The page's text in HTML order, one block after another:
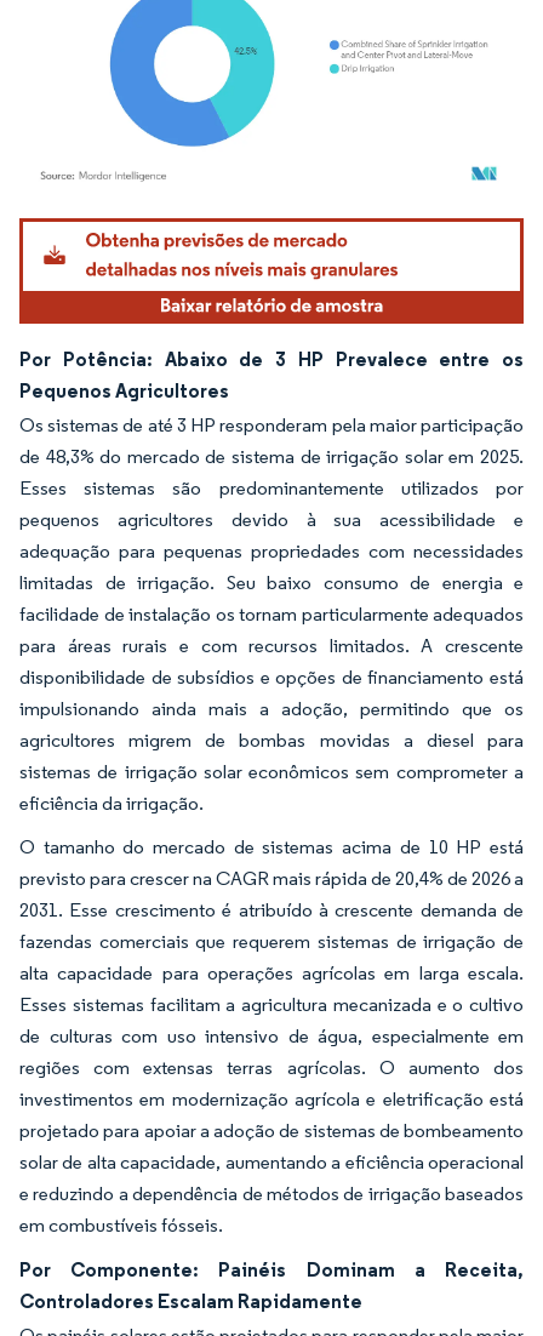
Imagem © Mordor Intelligence. O reuso requer atribuição conforme CC BY 4.0.
Por Potência: Abaixo de 3 HP Prevalece entre os
Pequenos Agricultores
Os sistemas de até 3 HP responderam pela maior participação
de 48,3% do mercado de sistema de irrigação solar em 2025.
Esses sistemas são predominantemente utilizados por
pequenos agricultores devido à sua acessibilidade e
adequação para pequenas propriedades com necessidades
limitadas de irrigação. Seu baixo consumo de energia e
facilidade de instalação os tornam particularmente adequados
para áreas rurais e com recursos limitados. A crescente
disponibilidade de subsídios e opções de financiamento está
impulsionando ainda mais a adoção, permitindo que os
agricultores migrem de bombas movidas a diesel para
sistemas de irrigação solar econômicos sem comprometer a
eficiência da irrigação.
O tamanho do mercado de sistemas acima de 10 HP está
previsto para crescer na CAGR mais rápida de 20,4% de 2026 a
2031. Esse crescimento é atribuído à crescente demanda de
fazendas comerciais que requerem sistemas de irrigação de
alta capacidade para operações agrícolas em larga escala.
Esses sistemas facilitam a agricultura mecanizada e o cultivo
de culturas com uso intensivo de água, especialmente em
regiões com extensas terras agrícolas. O aumento dos
investimentos em modernização agrícola e eletrificação está
projetado para apoiar a adoção de sistemas de bombeamento
solar de alta capacidade, aumentando a eficiência operacional
e reduzindo a dependência de métodos de irrigação baseados
em combustíveis fósseis.
Por Componente: Painéis Dominam a Receita,
Controladores Escalam Rapidamente